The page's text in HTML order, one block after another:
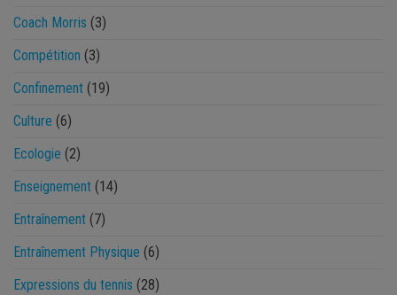
Coach Morris (3)
Compétition (3)
Confinement (19)
Culture (6)
Ecologie (2)
Enseignement (14)
Entraînement (7)
Entraînement Physique (6)
Expressions du tennis (28)